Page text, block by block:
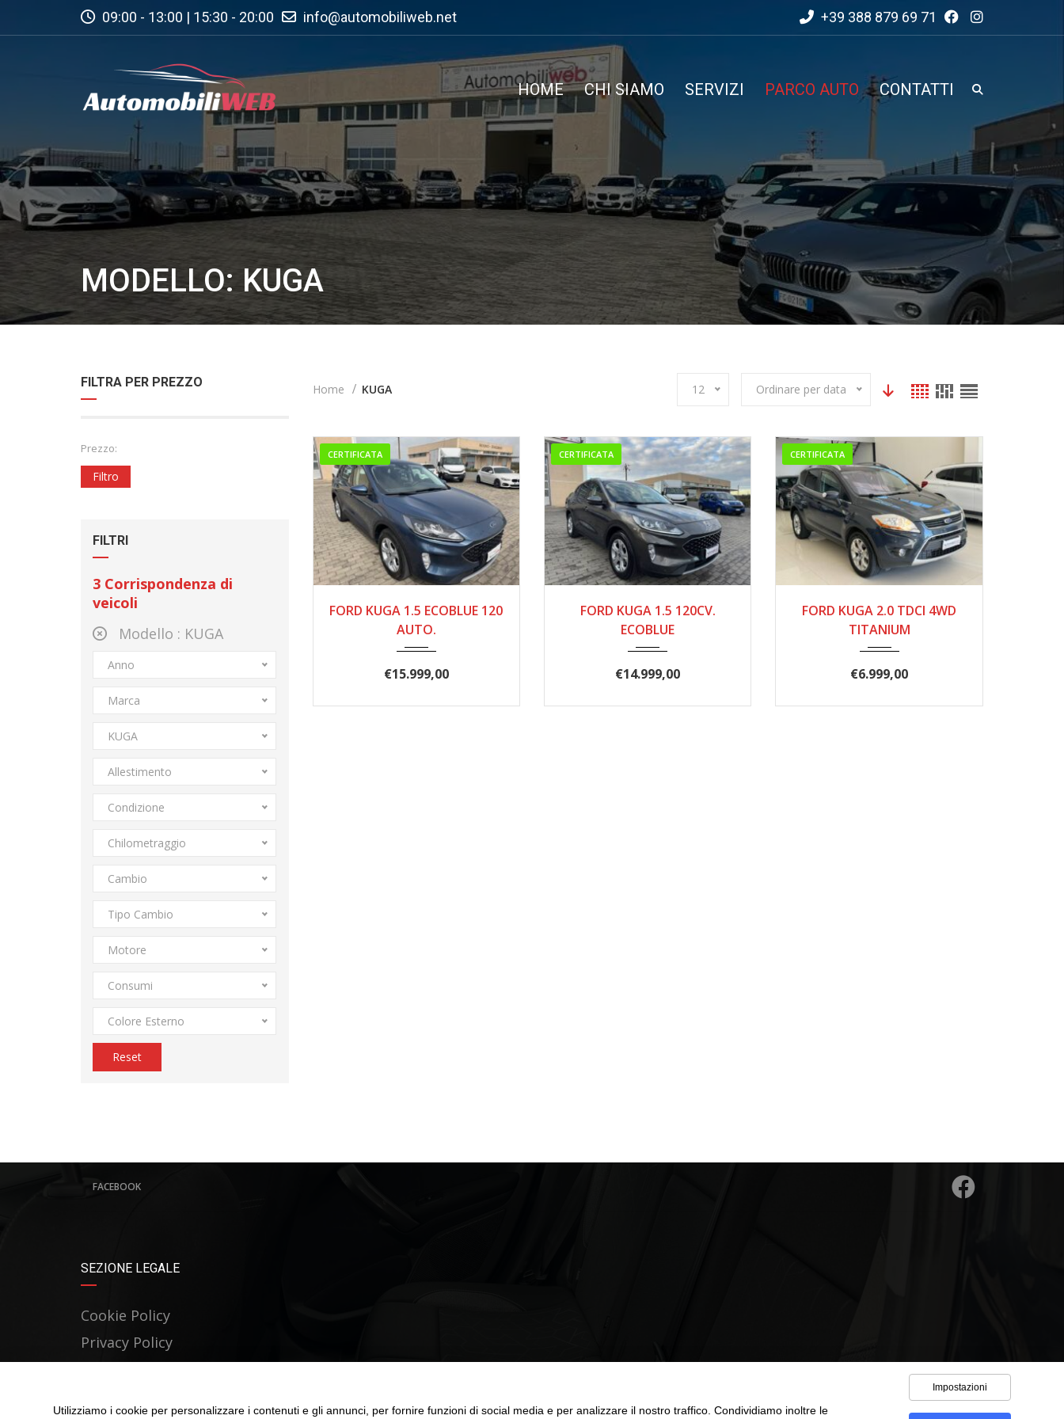
09:00 - 13:00 | 15:30 - 20:00 info@automobiliweb.net +39 388 879 69 71
HOME CHI SIAMO SERVIZI PARCO AUTO CONTATTI
MODELLO: KUGA
FILTRA PER PREZZO
Prezzo:
Filtro
FILTRI
3 Corrispondenza di
veicoli
Modello : KUGA
Anno
Marca
KUGA
Allestimento
Condizione
Chilometraggio
Cambio
Tipo Cambio
Motore
Consumi
Colore Esterno
Reset
Home KUGA 12 Ordinare per data
CERTIFICATA
12/2021 184.000
FORD KUGA 1.5 ECOBLUE 120
AUTO.
€15.999,00
CERTIFICATA
01/2021 227.000
FORD KUGA 1.5 120CV.
ECOBLUE
€14.999,00
CERTIFICATA
01/2011 207.000
FORD KUGA 2.0 TDCI 4WD
TITANIUM
€6.999,00
FACEBOOK
SEZIONE LEGALE
Cookie Policy
Privacy Policy
Utilizziamo i cookie per personalizzare i contenuti e gli annunci, per fornire funzioni di social media e per analizzare il nostro traffico. Condividiamo inoltre le
Impostazioni